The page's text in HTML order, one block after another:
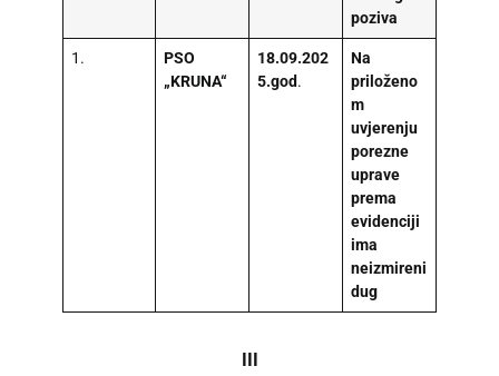
poziva
1.
PSO
„KRUNA“
18.09.202
5.god.
Na
priloženo
m
uvjerenju
porezne
uprave
prema
evidenciji
ima
neizmireni
dug
III